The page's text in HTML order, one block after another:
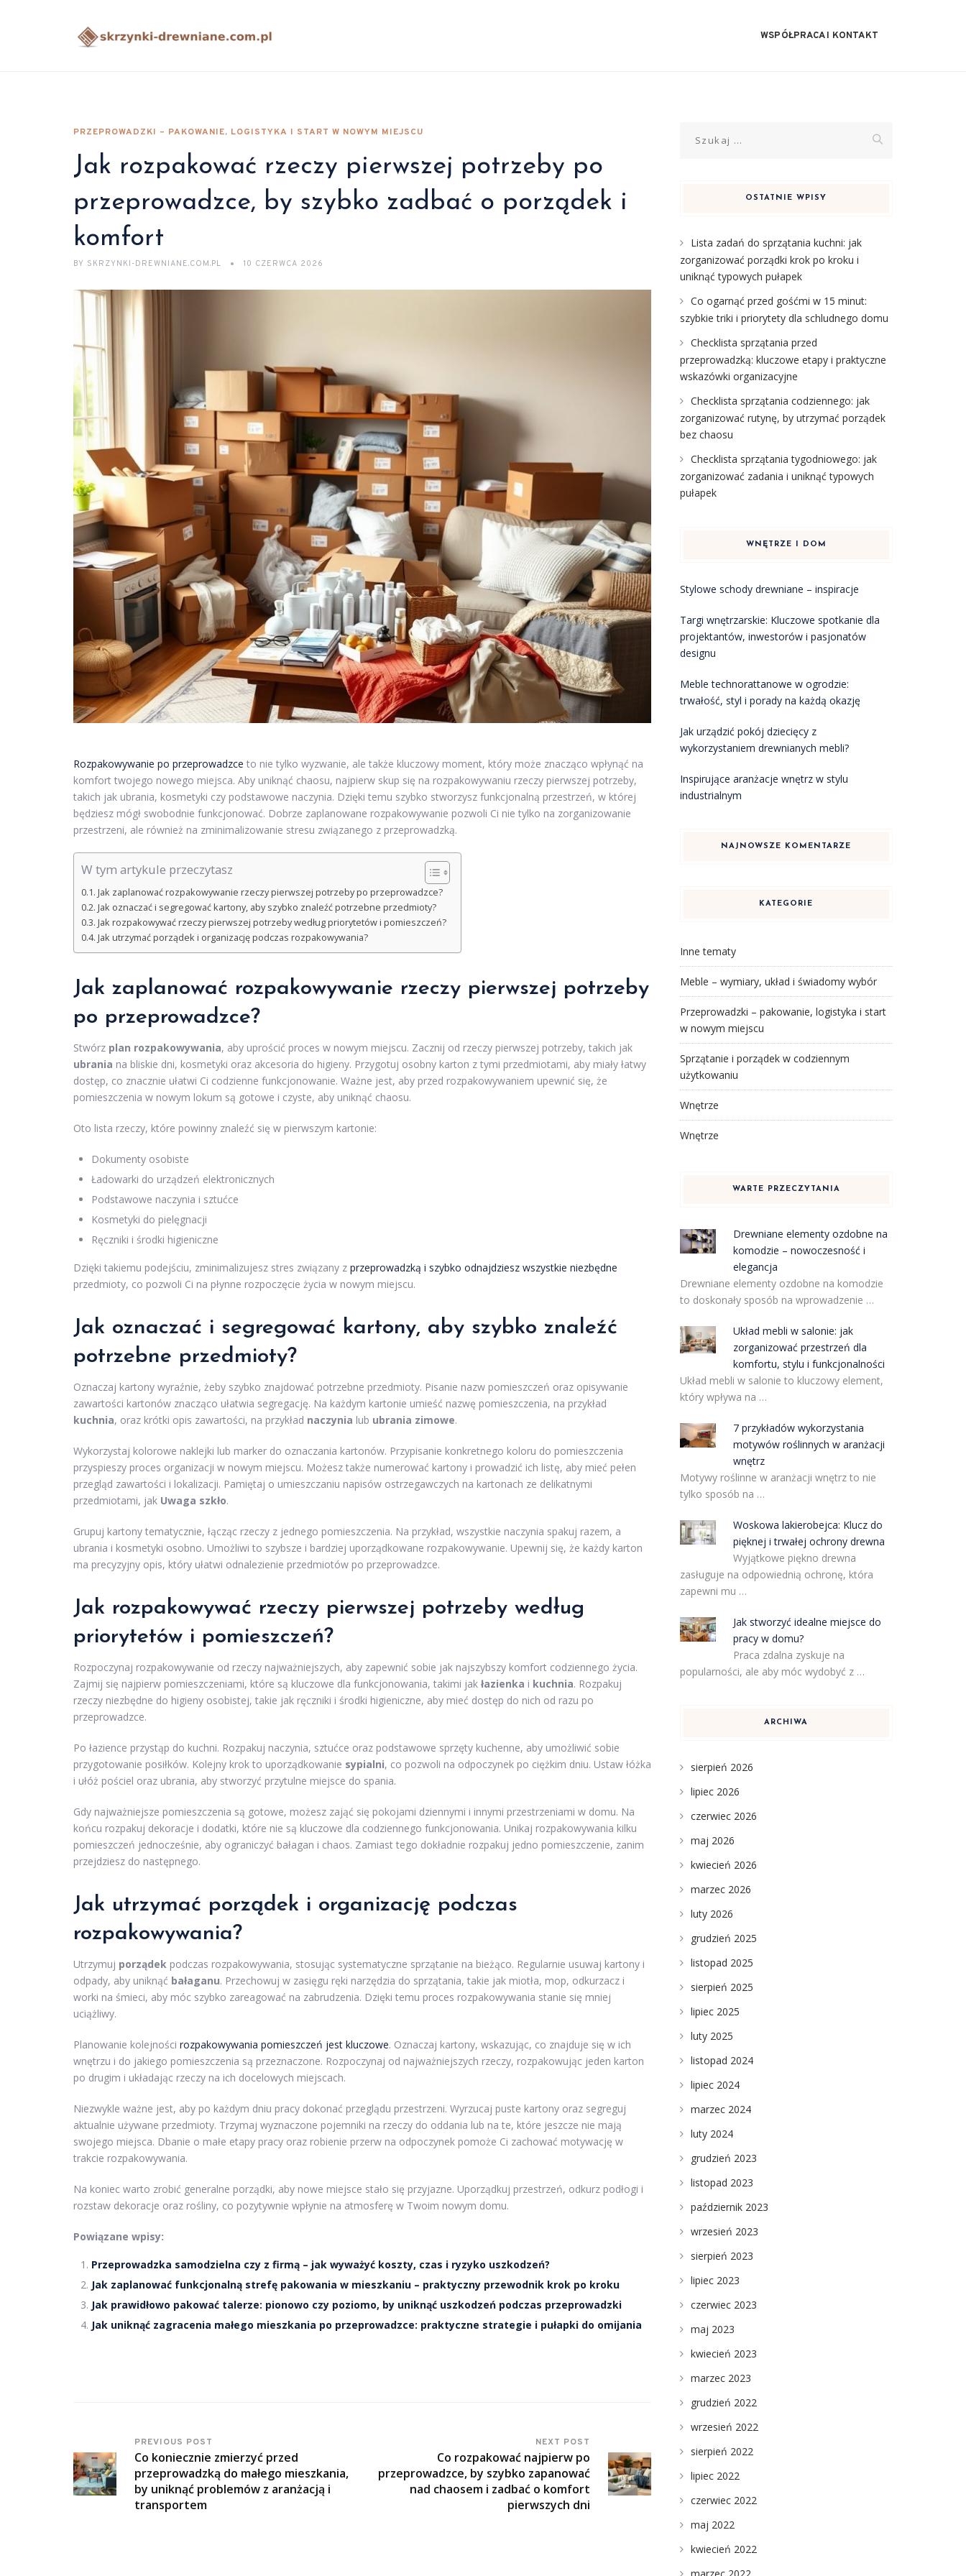
WSPÓŁPRACA I KONTAKT
PRZEPROWADZKI – PAKOWANIE, LOGISTYKA I START W NOWYM MIEJSCU
Jak rozpakować rzeczy pierwszej potrzeby po
przeprowadzce, by szybko zadbać o porządek i
komfort
BY SKRZYNKI-DREWNIANE.COM.PL 10 CZERWCA 2026
Rozpakowywanie po przeprowadzce to nie tylko wyzwanie, ale także kluczowy moment, który może znacząco wpłynąć na
komfort twojego nowego miejsca. Aby uniknąć chaosu, najpierw skup się na rozpakowywaniu rzeczy pierwszej potrzeby,
takich jak ubrania, kosmetyki czy podstawowe naczynia. Dzięki temu szybko stworzysz funkcjonalną przestrzeń, w której
będziesz mógł swobodnie funkcjonować. Dobrze zaplanowane rozpakowywanie pozwoli Ci nie tylko na zorganizowanie
przestrzeni, ale również na zminimalizowanie stresu związanego z przeprowadzką.
W tym artykule przeczytasz
Jak zaplanować rozpakowywanie rzeczy pierwszej potrzeby po przeprowadzce?
Jak oznaczać i segregować kartony, aby szybko znaleźć potrzebne przedmioty?
Jak rozpakowywać rzeczy pierwszej potrzeby według priorytetów i pomieszczeń?
Jak utrzymać porządek i organizację podczas rozpakowywania?
Jak zaplanować rozpakowywanie rzeczy pierwszej potrzeby
po przeprowadzce?
Stwórz plan rozpakowywania, aby uprościć proces w nowym miejscu. Zacznij od rzeczy pierwszej potrzeby, takich jak
ubrania na bliskie dni, kosmetyki oraz akcesoria do higieny. Przygotuj osobny karton z tymi przedmiotami, aby miały łatwy
dostęp, co znacznie ułatwi Ci codzienne funkcjonowanie. Ważne jest, aby przed rozpakowywaniem upewnić się, że
pomieszczenia w nowym lokum są gotowe i czyste, aby uniknąć chaosu.
Oto lista rzeczy, które powinny znaleźć się w pierwszym kartonie:
Dokumenty osobiste
Ładowarki do urządzeń elektronicznych
Podstawowe naczynia i sztućce
Kosmetyki do pielęgnacji
Ręczniki i środki higieniczne
Dzięki takiemu podejściu, zminimalizujesz stres związany z przeprowadzką i szybko odnajdziesz wszystkie niezbędne
przedmioty, co pozwoli Ci na płynne rozpoczęcie życia w nowym miejscu.
Jak oznaczać i segregować kartony, aby szybko znaleźć
potrzebne przedmioty?
Oznaczaj kartony wyraźnie, żeby szybko znajdować potrzebne przedmioty. Pisanie nazw pomieszczeń oraz opisywanie
zawartości kartonów znacząco ułatwia segregację. Na każdym kartonie umieść nazwę pomieszczenia, na przykład
kuchnia, oraz krótki opis zawartości, na przykład naczynia lub ubrania zimowe.
Wykorzystaj kolorowe naklejki lub marker do oznaczania kartonów. Przypisanie konkretnego koloru do pomieszczenia
przyspieszy proces organizacji w nowym miejscu. Możesz także numerować kartony i prowadzić ich listę, aby mieć pełen
przegląd zawartości i lokalizacji. Pamiętaj o umieszczaniu napisów ostrzegawczych na kartonach ze delikatnymi
przedmiotami, jak Uwaga szkło.
Grupuj kartony tematycznie, łącząc rzeczy z jednego pomieszczenia. Na przykład, wszystkie naczynia spakuj razem, a
ubrania i kosmetyki osobno. Umożliwi to szybsze i bardziej uporządkowane rozpakowywanie. Upewnij się, że każdy karton
ma precyzyjny opis, który ułatwi odnalezienie przedmiotów po przeprowadzce.
Jak rozpakowywać rzeczy pierwszej potrzeby według
priorytetów i pomieszczeń?
Rozpoczynaj rozpakowywanie od rzeczy najważniejszych, aby zapewnić sobie jak najszybszy komfort codziennego życia.
Zajmij się najpierw pomieszczeniami, które są kluczowe dla funkcjonowania, takimi jak łazienka i kuchnia. Rozpakuj
rzeczy niezbędne do higieny osobistej, takie jak ręczniki i środki higieniczne, aby mieć dostęp do nich od razu po
przeprowadzce.
Po łazience przystąp do kuchni. Rozpakuj naczynia, sztućce oraz podstawowe sprzęty kuchenne, aby umożliwić sobie
przygotowanie posiłków. Kolejny krok to uporządkowanie sypialni, co pozwoli na odpoczynek po ciężkim dniu. Ustaw łóżka
i ułóż pościel oraz ubrania, aby stworzyć przytulne miejsce do spania.
Gdy najważniejsze pomieszczenia są gotowe, możesz zająć się pokojami dziennymi i innymi przestrzeniami w domu. Na
końcu rozpakuj dekoracje i dodatki, które nie są kluczowe dla codziennego funkcjonowania. Unikaj rozpakowywania kilku
pomieszczeń jednocześnie, aby ograniczyć bałagan i chaos. Zamiast tego dokładnie rozpakuj jedno pomieszczenie, zanim
przejdziesz do następnego.
Jak utrzymać porządek i organizację podczas
rozpakowywania?
Utrzymuj porządek podczas rozpakowywania, stosując systematyczne sprzątanie na bieżąco. Regularnie usuwaj kartony i
odpady, aby uniknąć bałaganu. Przechowuj w zasięgu ręki narzędzia do sprzątania, takie jak miotła, mop, odkurzacz i
worki na śmieci, aby móc szybko zareagować na zabrudzenia. Dzięki temu proces rozpakowywania stanie się mniej
uciążliwy.
Planowanie kolejności rozpakowywania pomieszczeń jest kluczowe. Oznaczaj kartony, wskazując, co znajduje się w ich
wnętrzu i do jakiego pomieszczenia są przeznaczone. Rozpoczynaj od najważniejszych rzeczy, rozpakowując jeden karton
po drugim i układając rzeczy na ich docelowych miejscach.
Niezwykle ważne jest, aby po każdym dniu pracy dokonać przeglądu przestrzeni. Wyrzucaj puste kartony oraz segreguj
aktualnie używane przedmioty. Trzymaj wyznaczone pojemniki na rzeczy do oddania lub na te, które jeszcze nie mają
swojego miejsca. Dbanie o małe etapy pracy oraz robienie przerw na odpoczynek pomoże Ci zachować motywację w
trakcie rozpakowywania.
Na koniec warto zrobić generalne porządki, aby nowe miejsce stało się przyjazne. Uporządkuj przestrzeń, odkurz podłogi i
rozstaw dekoracje oraz rośliny, co pozytywnie wpłynie na atmosferę w Twoim nowym domu.
Powiązane wpisy:
Przeprowadzka samodzielna czy z firmą – jak wyważyć koszty, czas i ryzyko uszkodzeń?
Jak zaplanować funkcjonalną strefę pakowania w mieszkaniu – praktyczny przewodnik krok po kroku
Jak prawidłowo pakować talerze: pionowo czy poziomo, by uniknąć uszkodzeń podczas przeprowadzki
Jak uniknąć zagracenia małego mieszkania po przeprowadzce: praktyczne strategie i pułapki do omijania
PREVIOUS POST
Co koniecznie zmierzyć przed
przeprowadzką do małego mieszkania,
by uniknąć problemów z aranżacją i
transportem
NEXT POST
Co rozpakować najpierw po
przeprowadzce, by szybko zapanować
nad chaosem i zadbać o komfort
pierwszych dni
OSTATNIE WPISY
Lista zadań do sprzątania kuchni: jak
zorganizować porządki krok po kroku i
uniknąć typowych pułapek
Co ogarnąć przed gośćmi w 15 minut:
szybkie triki i priorytety dla schludnego domu
Checklista sprzątania przed
przeprowadzką: kluczowe etapy i praktyczne
wskazówki organizacyjne
Checklista sprzątania codziennego: jak
zorganizować rutynę, by utrzymać porządek
bez chaosu
Checklista sprzątania tygodniowego: jak
zorganizować zadania i uniknąć typowych
pułapek
WNĘTRZE I DOM
Stylowe schody drewniane – inspiracje
Targi wnętrzarskie: Kluczowe spotkanie dla
projektantów, inwestorów i pasjonatów
designu
Meble technorattanowe w ogrodzie:
trwałość, styl i porady na każdą okazję
Jak urządzić pokój dziecięcy z
wykorzystaniem drewnianych mebli?
Inspirujące aranżacje wnętrz w stylu
industrialnym
NAJNOWSZE KOMENTARZE
KATEGORIE
Inne tematy
Meble – wymiary, układ i świadomy wybór
Przeprowadzki – pakowanie, logistyka i start
w nowym miejscu
Sprzątanie i porządek w codziennym
użytkowaniu
Wnętrze
Wnętrze
WARTE PRZECZYTANIA
Drewniane elementy ozdobne na
komodzie – nowoczesność i
elegancja
Drewniane elementy ozdobne na komodzie
to doskonały sposób na wprowadzenie …
Układ mebli w salonie: jak
zorganizować przestrzeń dla
komfortu, stylu i funkcjonalności
Układ mebli w salonie to kluczowy element,
który wpływa na …
7 przykładów wykorzystania
motywów roślinnych w aranżacji
wnętrz
Motywy roślinne w aranżacji wnętrz to nie
tylko sposób na …
Woskowa lakierobejca: Klucz do
pięknej i trwałej ochrony drewna
Wyjątkowe piękno drewna
zasługuje na odpowiednią ochronę, która
zapewni mu …
Jak stworzyć idealne miejsce do
pracy w domu?
Praca zdalna zyskuje na
popularności, ale aby móc wydobyć z …
ARCHIWA
sierpień 2026
lipiec 2026
czerwiec 2026
maj 2026
kwiecień 2026
marzec 2026
luty 2026
grudzień 2025
listopad 2025
sierpień 2025
lipiec 2025
luty 2025
listopad 2024
lipiec 2024
marzec 2024
luty 2024
grudzień 2023
listopad 2023
październik 2023
wrzesień 2023
sierpień 2023
lipiec 2023
czerwiec 2023
maj 2023
kwiecień 2023
marzec 2023
grudzień 2022
wrzesień 2022
sierpień 2022
lipiec 2022
czerwiec 2022
maj 2022
kwiecień 2022